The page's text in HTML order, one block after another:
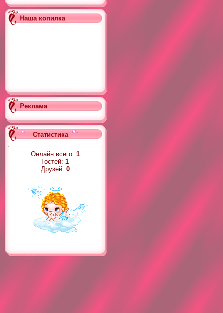
Наша копилка
Реклама
Статистика
Онлайн всего: 1
Гостей: 1
Друзей: 0